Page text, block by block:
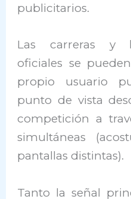
publicitarios.
Las carreras y
oficiales se
propio usuario
punto de vista
competición a
simultáneas
pantallas distintas).
Tanto la señal